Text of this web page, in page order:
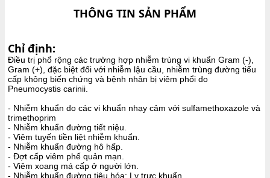
THÔNG TIN SẢN PHẨM
Chỉ định:
Điều trị phổ rộng các trường hợp nhiễm trùng vi khuẩn Gram (-),
Gram (+), đặc biệt đối với nhiễm lậu cầu, nhiễm trùng đường tiểu
cấp không biến chứng và bệnh nhân bị viêm phổi do
Pneumocystis carinii.
- Nhiễm khuẩn do các vi khuẩn nhạy cảm với sulfamethoxazole và
trimethoprim
- Nhiễm khuẩn đường tiết niệu.
- Viêm tuyến tiền liệt nhiễm khuẩn.
- Nhiễm khuẩn đường hô hấp.
- Đợt cấp viêm phế quản mạn.
- Viêm xoang má cấp ở người lớn.
- Nhiễm khuẩn đường tiêu hóa: Lỵ trực khuẩn.